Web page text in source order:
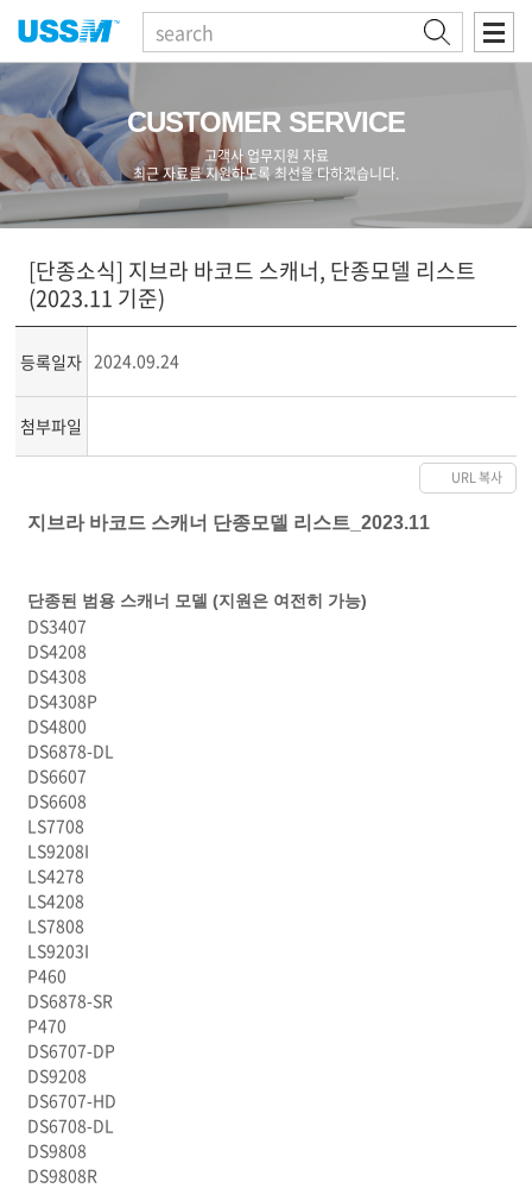
검색
CUSTOMER SERVICE
고객사 업무지원 자료
최근 자료를 지원하도록 최선을 다하겠습니다.
[단종소식] 지브라 바코드 스캐너, 단종모델 리스트
(2023.11 기준)
등록일자 2024.09.24
첨부파일
URL 복사
지브라 바코드 스캐너 단종모델 리스트_2023.11
단종된 범용 스캐너 모델 (지원은 여전히 가능)
DS3407
DS4208
DS4308
DS4308P
DS4800
DS6878-DL
DS6607
DS6608
LS7708
LS9208I
LS4278
LS4208
LS7808
LS9203I
P460
DS6878-SR
P470
DS6707-DP
DS9208
DS6707-HD
DS6708-DL
DS9808
DS9808R